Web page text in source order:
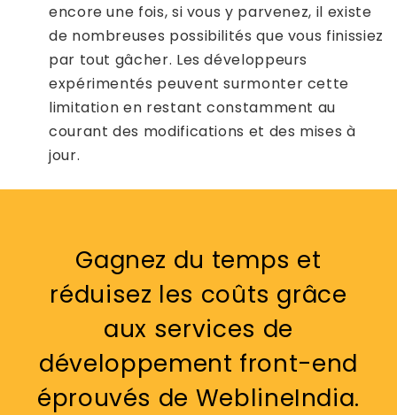
encore une fois, si vous y parvenez, il existe
de nombreuses possibilités que vous finissiez
par tout gâcher. Les développeurs
expérimentés peuvent surmonter cette
limitation en restant constamment au
courant des modifications et des mises à
jour.
Gagnez du temps et
réduisez les coûts grâce
aux services de
développement front-end
éprouvés de WeblineIndia.